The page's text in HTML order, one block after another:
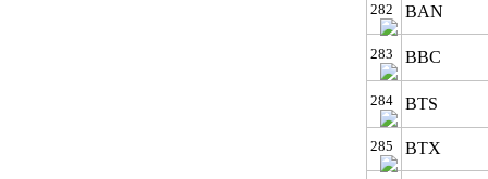
282 BAN
283 BBC
284 BTS
285 BTX